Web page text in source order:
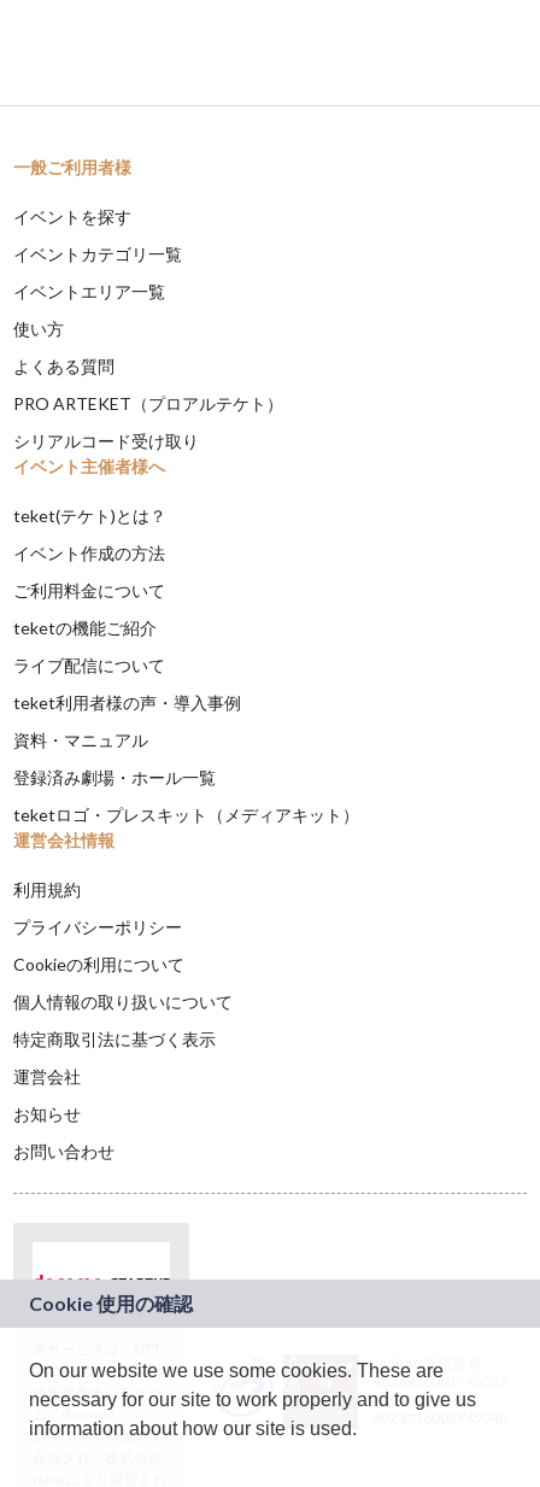
一般ご利用者様
イベントを探す
イベントカテゴリ一覧
イベントエリア一覧
使い方
よくある質問
PRO ARTEKET（プロアルテケト）
シリアルコード受け取り
イベント主催者様へ
teket(テケト)とは？
イベント作成の方法
ご利用料金について
teketの機能ご紹介
ライブ配信について
teket利用者様の声・導入事例
資料・マニュアル
登録済み劇場・ホール一覧
teketロゴ・プレスキット（メディアキット）
運営会社情報
利用規約
プライバシーポリシー
Cookieの利用について
個人情報の取り扱いについて
特定商取引法に基づく表示
運営会社
お知らせ
お問い合わせ
ドコモグループの新
規事業創出プログラ
ム「docomo
STARTUP」を通じて
JASRAC許諾番号：
9024936001Y45037
JASRAC許諾番号：
On our website we use some cookies. These are
necessary for our site to work properly and to give us
information about how our site is used.